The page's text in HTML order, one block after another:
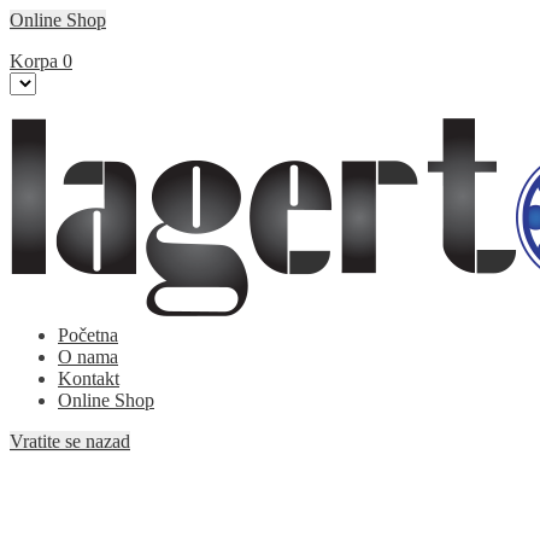
Online Shop
Korpa 0
Početna
O nama
Kontakt
Online Shop
Vratite se nazad